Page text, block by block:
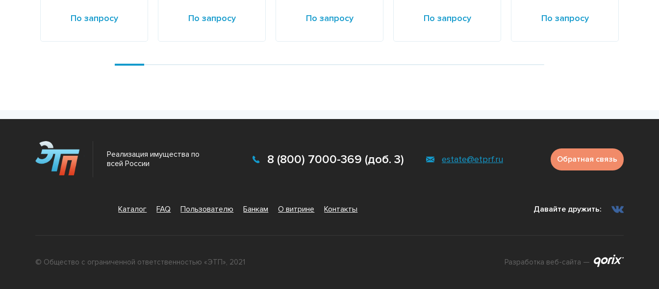
По запросу По запросу По запросу По запросу По запросу
Реализация имущества по
всей России
8 (800) 7000-369 (доб. 3) estate@etprf.ru Обратная связь
Каталог FAQ Пользователю Банкам О витрине Контакты Давайте дружить:
© Общество с ограниченной ответственностью «ЭТП», 2021 Разработка веб-сайта —